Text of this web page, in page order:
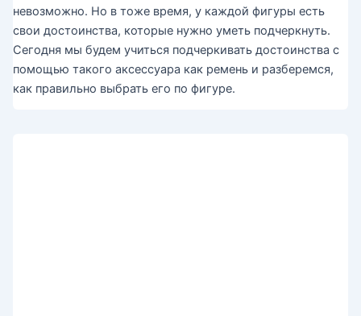
невозможно. Но в тоже время, у каждой фигуры есть
свои достоинства, которые нужно уметь подчеркнуть.
Сегодня мы будем учиться подчеркивать достоинства с
помощью такого аксессуара как ремень и разберемся,
как правильно выбрать его по фигуре.